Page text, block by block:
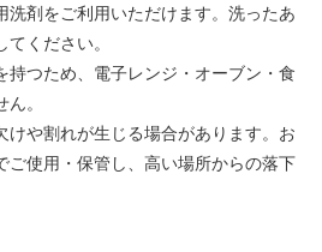
洗剤をご利用いただけます。洗ったあ
ください。
持つため、電子レンジ・オーブン・食
。
けや割れが生じる場合があります。お
ご使用・保管し、高い場所からの落下